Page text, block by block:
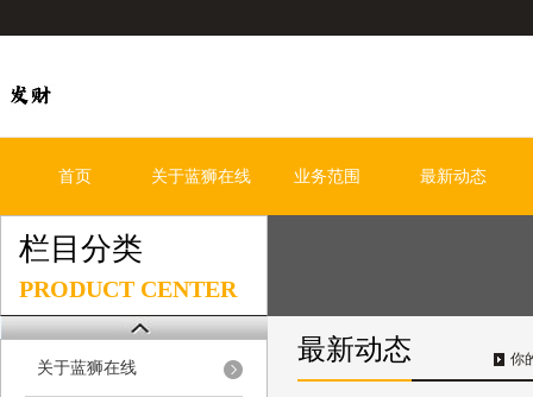
首页 关于蓝狮在线 业务范围 最新动态
栏目分类
PRODUCT CENTER
关于蓝狮在线
最新动态 你